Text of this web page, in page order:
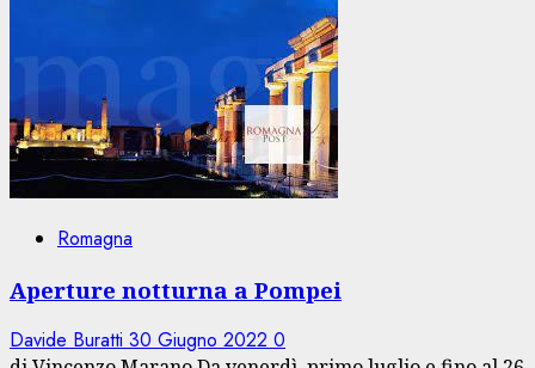
Romagna
Aperture notturna a Pompei
Davide Buratti 30 Giugno 2022 0